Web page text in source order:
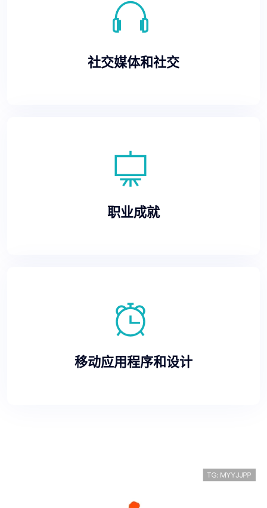
社交媒体和社交
职业成就
移动应用程序和设计